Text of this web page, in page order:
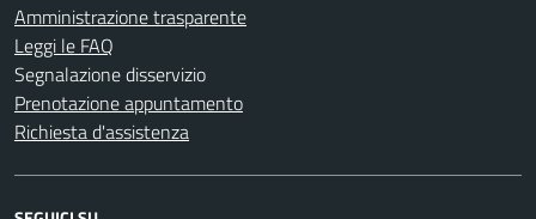
Amministrazione trasparente
Leggi le FAQ
Segnalazione disservizio
Prenotazione appuntamento
Richiesta d'assistenza